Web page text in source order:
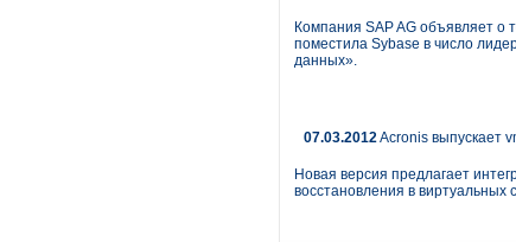
Компания SAP AG объявляет о
поместила Sybase в число
данных».
07.03.2012Acronis выпускает
Новая версия предлагает
восстановления в виртуальных